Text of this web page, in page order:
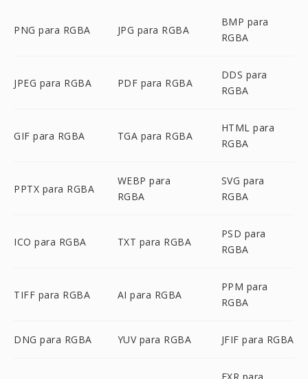
PNG para RGBA JPG para RGBA
BMP para
RGBA
JPEG para RGBA PDF para RGBA
DDS para
RGBA
GIF para RGBA TGA para RGBA
HTML para
RGBA
PPTX para RGBA
WEBP para
RGBA
SVG para
RGBA
ICO para RGBA TXT para RGBA
PSD para
RGBA
TIFF para RGBA AI para RGBA
PPM para
RGBA
DNG para RGBA YUV para RGBA JFIF para RGBA